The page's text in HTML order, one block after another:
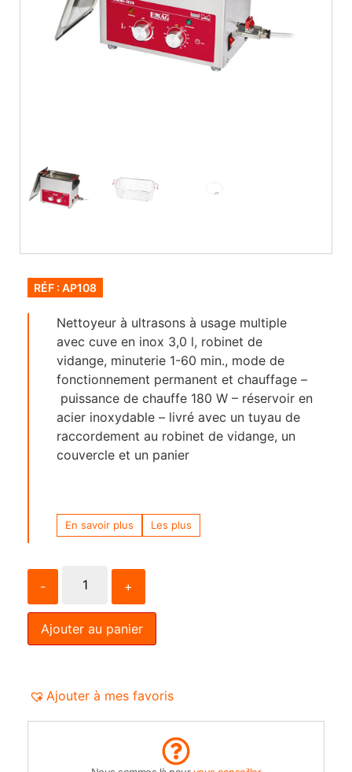
RÉF : AP108
Nettoyeur à ultrasons à usage multiple
avec cuve en inox 3,0 l, robinet de
vidange, minuterie 1-60 min., mode de
fonctionnement permanent et chauffage –
puissance de chauffe 180 W – réservoir en
acier inoxydable – livré avec un tuyau de
raccordement au robinet de vidange, un
couvercle et un panier
En savoir plus Les plus
- +
Ajouter au panier
Ajouter à mes favoris